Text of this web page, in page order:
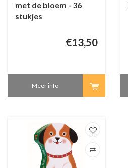
met de bloem - 36
stukjes
€13,50
Meer info